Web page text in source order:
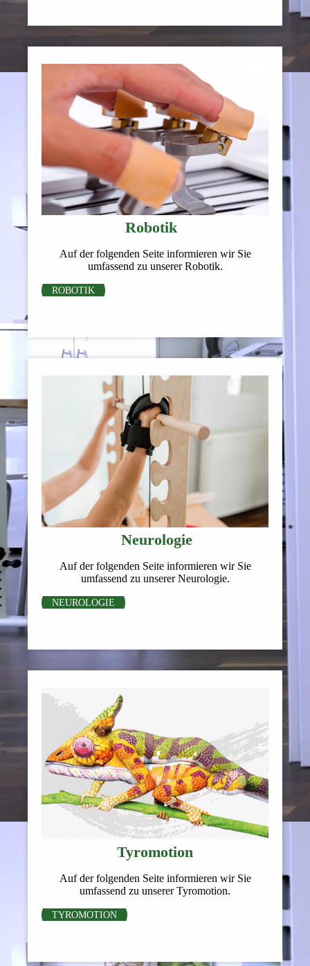
Robotik
Auf der folgenden Seite informieren wir Sie
umfassend zu unserer Robotik.
ROBOTIK
Neurologie
Auf der folgenden Seite informieren wir Sie
umfassend zu unserer Neurologie.
NEUROLOGIE
Tyromotion
Auf der folgenden Seite informieren wir Sie
umfassend zu unserer Tyromotion.
TYROMOTION